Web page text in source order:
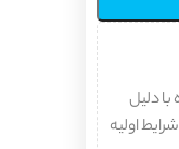
دلیل
اولیه